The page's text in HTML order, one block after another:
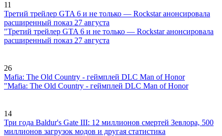
11
Третий трейлер GTA 6 и не только — Rockstar анонсировала
расширенный показ 27 августа
"Третий трейлер GTA 6 и не только — Rockstar анонсировала
расширенный показ 27 августа
26
Mafia: The Old Country - геймплей DLC Man of Honor
"Mafia: The Old Country - геймплей DLC Man of Honor
14
Три года Baldur's Gate III: 12 миллионов смертей Зевлора, 500
миллионов загрузок модов и другая статистика